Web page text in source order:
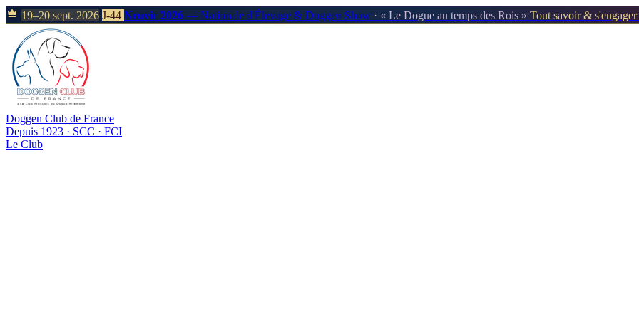
19–20 sept. 2026 J-44 Neuvic 2026 — Nationale d'Élevage & Doggen Show · « Le Dogue au temps des Rois » Tout savoir &
Doggen Club de France
Depuis 1923 · SCC · FCI
Le Club